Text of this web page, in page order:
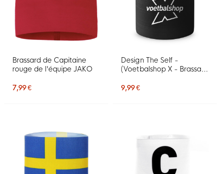
Brassard de Capitaine
rouge de l'équipe JAKO
7,99 €
Design The Self -
(Voetbalshop X - Brassard
9,99 €